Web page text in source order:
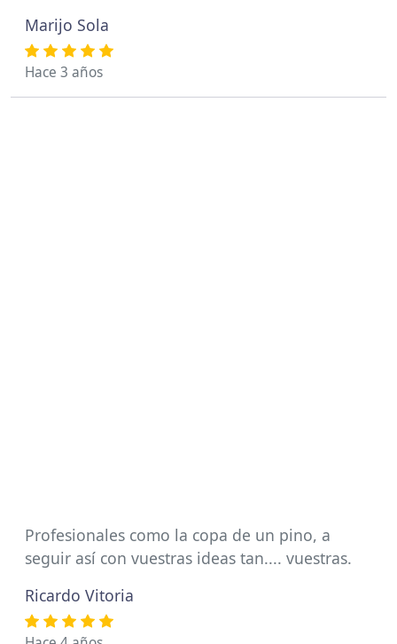
Marijo Sola
Hace 3 años
Profesionales como la copa de un pino, a
seguir así con vuestras ideas tan.... vuestras.
Ricardo Vitoria